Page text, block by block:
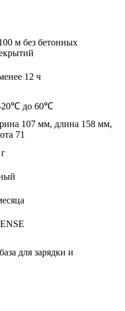
м без бетонных
12 ч
20℃ до 60℃
107 мм, длина 158 мм,
71
для зарядки и